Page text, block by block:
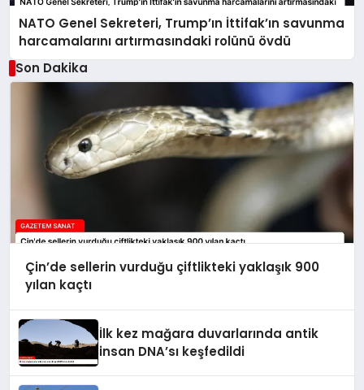
NATO Genel Sekreteri, Trump’ın İttifak’ın savunma
harcamalarını artırmasındaki rolünü övdü
Son Dakika
Çin’de sellerin vurduğu çiftlikteki yaklaşık 900
yılan kaçtı
İlk kez mağara duvarlarında antik
insan DNA’sı keşfedildi